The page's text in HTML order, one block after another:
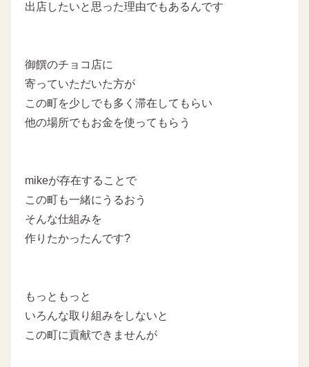
出店したいと思った理由でもあるんです
御饌のチョコ店に
寄っていただいた方が
この町を少しでも多く滞在してもらい
他の場所でもお金を使ってもらう
mikeが存在することで
この町も一緒にうるおう
そんな仕組みを
作りたかったんです?
もっともっと
いろんな取り組みをしないと
この町に貢献できませんが